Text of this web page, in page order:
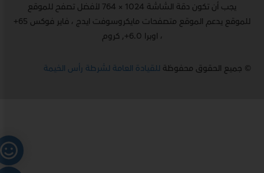
يجب أن تكون دقة الشاشة 1024 × 764 لأفضل تصفح للموقع
للموقع يدعم الموقع متصفحات مايكروسوفت ايدج ، فاير فوكس 65+
، اوبرا 6.0+, كروم
© جميع الحقوق محفوظةللقيادة العامة لشرطة رأس الخيمة